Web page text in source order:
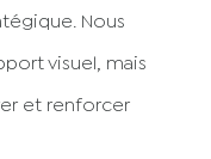
Nous
visuel, mais
et renforcer